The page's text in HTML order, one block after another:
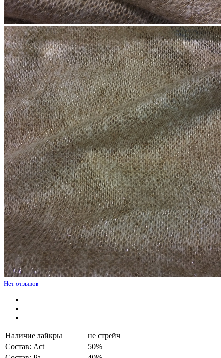
Нет отзывов
Наличие лайкры
не стрейч
Состав: Act
50%